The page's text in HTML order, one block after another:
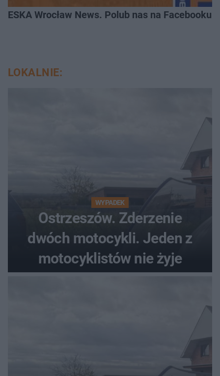
ESKA Wrocław News. Polub nas na Facebooku!
LOKALNIE:
WYPADEK
Ostrzeszów. Zderzenie
dwóch motocykli. Jeden z
motocyklistów nie żyje